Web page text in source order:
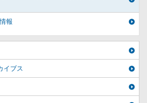
報
イブス